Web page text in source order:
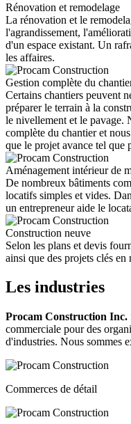
Rénovation et remodelage
La rénovation et le
l'agrandissement,
d'un espace existant. Un
les affaires.
Gestion complète du
Certains chantiers peuvent
préparer le terrain à la
le nivellement et le pavage.
complète du chantier et
que le projet avance tel que
Aménagement intérieur de
De nombreux bâtiments
locatifs simples et vides.
un entrepreneur aide le
Construction neuve
Selon les plans et devis
ainsi que des projets clés en
Les industries
Procam Construction Inc.
commerciale pour des
d'industries. Nous sommes
Commerces de détail